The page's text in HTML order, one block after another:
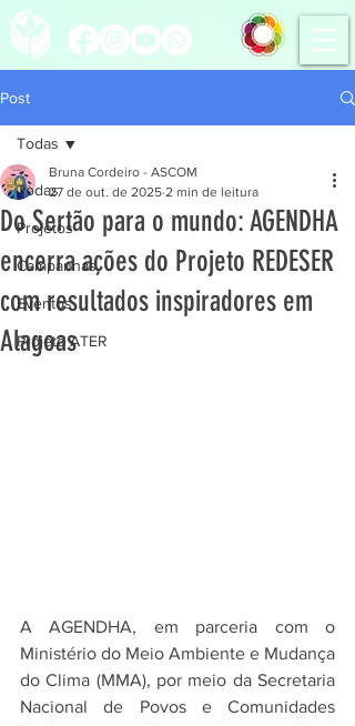
Post
Todas
Projetos
Campanhas
Eventos
Projeto ATER
Todas
Do Sertão para o mundo: AGENDHA
encerra ações do Projeto REDESER
com resultados inspiradores em
Alagoas
Bruna Cordeiro - ASCOM
27 de out. de 2025 2 min de leitura
A AGENDHA, em parceria com o
Ministério do Meio Ambiente e Mudança
do Clima (MMA), por meio da Secretaria
Nacional de Povos e Comunidades